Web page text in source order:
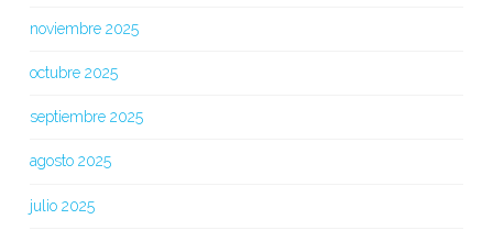
noviembre 2025
octubre 2025
septiembre 2025
agosto 2025
julio 2025